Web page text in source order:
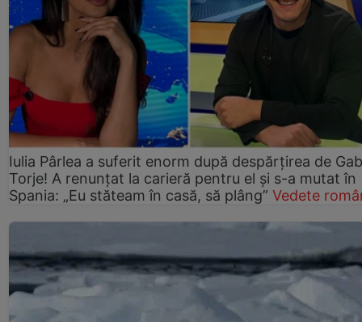
Iulia Pârlea a suferit enorm după despărțirea de
Torje! A renunțat la carieră pentru el și s-a mutat în
Spania: „Eu stăteam în casă, să plâng” Vedete